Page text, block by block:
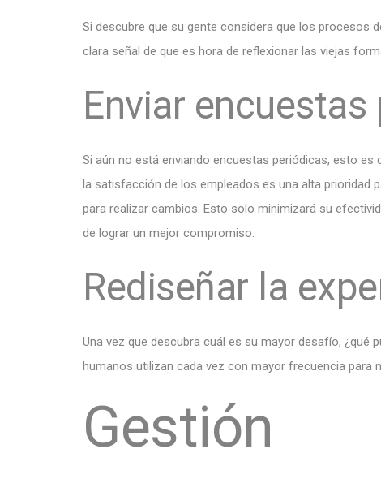
Si descubre que su gente considera que los procesos
clara señal de que es hora de reflexionar las viejas
Enviar
Si aún no está enviando encuestas periódicas, esto
la satisfacción de los empleados es una alta prioridad
para realizar cambios. Esto solo minimizará su
de lograr un mejor compromiso.
Rediseñar la
Una vez que descubra cuál es su mayor desafío, ¿qué
humanos utilizan cada vez con mayor frecuencia para
Gestión